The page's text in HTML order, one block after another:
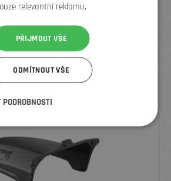
WHITE
349Kč
relevantní reklamu.
PŘIJMOUT VŠE
ODMÍTNOUT VŠE